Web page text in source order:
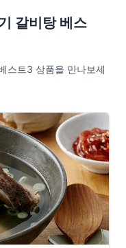
갈비탕 베스
스트3 상품을 만나보세